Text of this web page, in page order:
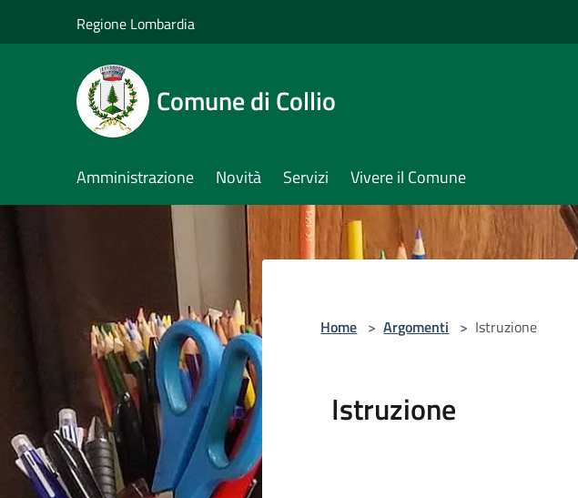
Regione Lombardia
Comune di Collio
Amministrazione Novità Servizi Vivere il Comune
Home > Argomenti > Istruzione
Istruzione